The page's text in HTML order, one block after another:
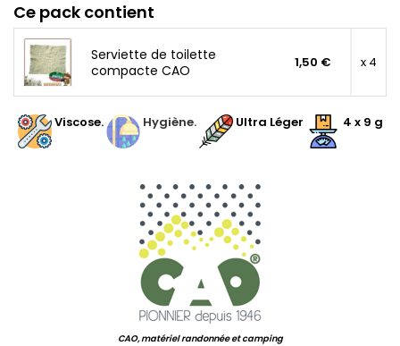
Ce pack contient
Serviette de toilette
compacte CAO
1,50 € x 4
Viscose. Hygiène. Ultra Léger 4 x 9 g
CAO, matériel randonnée et camping